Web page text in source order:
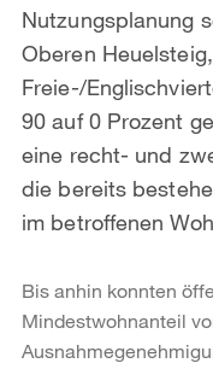
Nutzungsplanung
Oberen
Freie-/
90 auf 0 Prozent
eine recht- und
die bereits
im betroffenen
Bis anhin konnten
Mindestwohnanteil